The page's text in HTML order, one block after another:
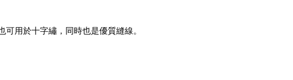
用於十字繡，同時也是優質縫線。